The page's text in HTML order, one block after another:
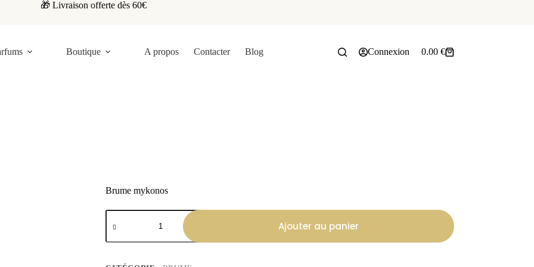
🎁 Livraison offerte dès 60€
Boutique A propos Contacter Blog Connexion
Panier
0.00 €
Brume mykonos
quantité
de
mykonos
Ajouter au panier